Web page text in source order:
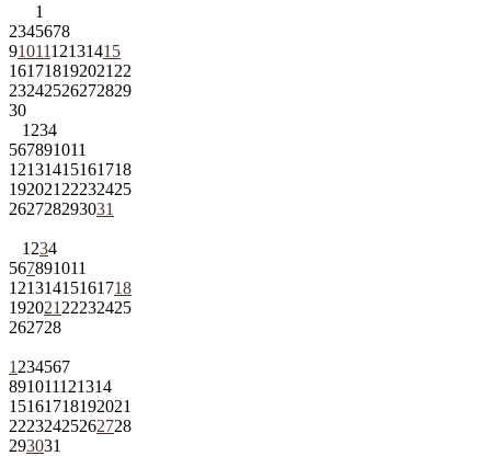
1
2345678
9101112131415
161718192021 22
23242526272829
30
1 234
567891011
12131415161718
192021 22232425
262728293031
1 234
567891011
12131415161718
192021 22232425
262728
1 234567
891011121314
15161718192021
22232425262728
293031